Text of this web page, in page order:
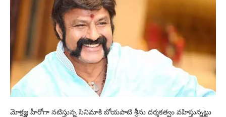
మోక్షజ్ఞ హీరోగా నటిస్తున్న సినిమాకి బోయపాటి శ్రీను దర్శకత్వం వహిస్తున్నట్టు